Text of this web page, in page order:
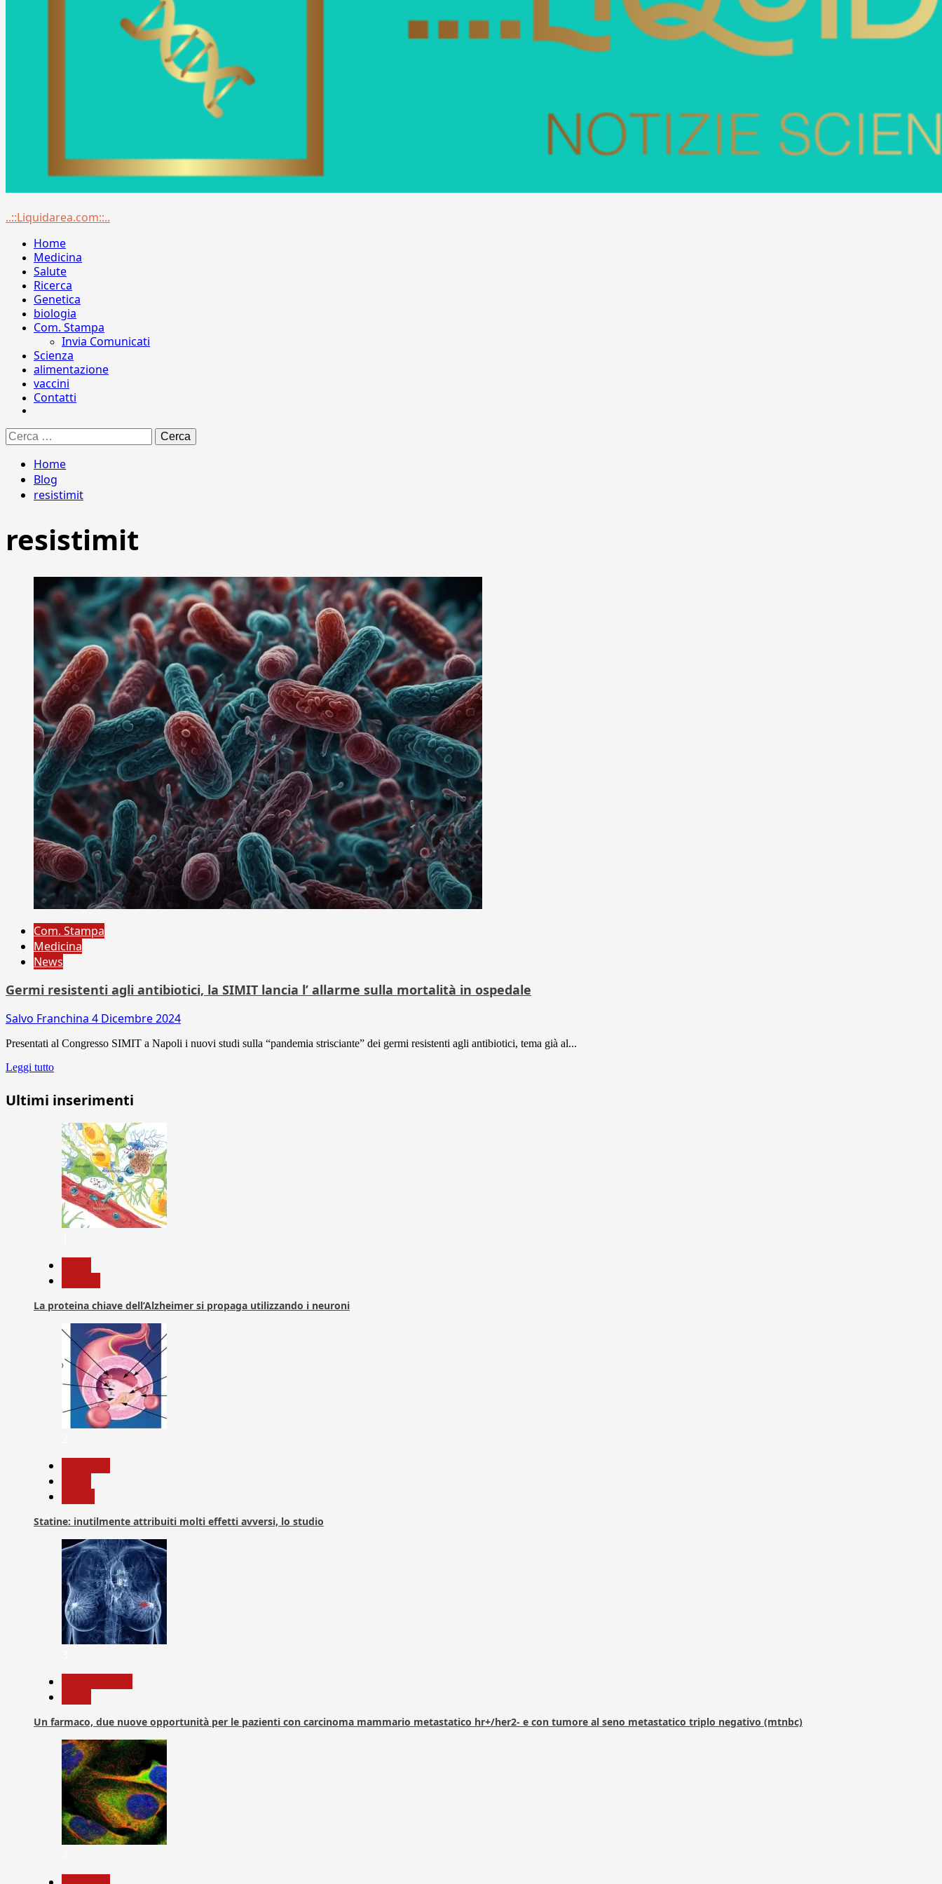
Menu
..::Liquidarea.com::..
Home
Medicina
Salute
Ricerca
Genetica
biologia
Com. Stampa
Invia Comunicati
Scienza
alimentazione
vaccini
Contatti
Ricerca
per:
Home
Blog
resistimit
resistimit
Com. Stampa
Medicina
News
Germi resistenti agli antibiotici, la SIMIT lancia l’ allarme sulla mortalità in ospedale
Salvo Franchina 4 Dicembre 2024
Presentati al Congresso SIMIT a Napoli i nuovi studi sulla “pandemia strisciante” dei germi resistenti agli antibiotici, tema già al...
Leggi tutto
Ultimi inserimenti
La proteina chiave dell’Alzheimer si propaga utilizzando i neuroni
Statine: inutilmente attribuiti molti effetti avversi, lo studio
Un farmaco, due nuove opportunità per le pazienti con carcinoma mammario metastatico hr+/her2- e con tumore al seno metastatico triplo negativo (mtnbc)